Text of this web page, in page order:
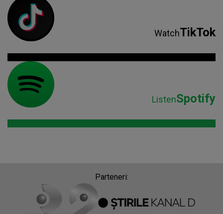
WatchTikTok
ListenSpotify
Parteneri: